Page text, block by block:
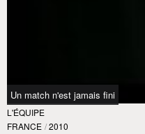
Un match n'est jamais fini
L'ÉQUIPE
FRANCE / 2010